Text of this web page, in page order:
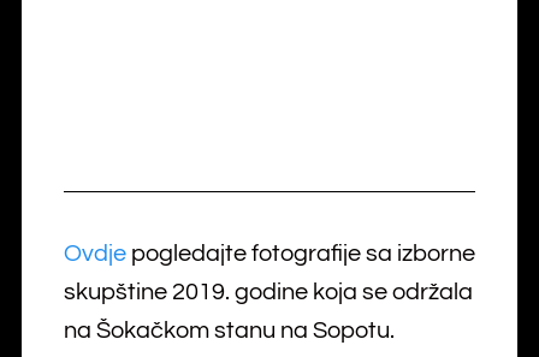
Ovdjepogledajte fotografije sa izborne
skupštine 2019. godine koja se održala
na Šokačkom stanu na Sopotu.